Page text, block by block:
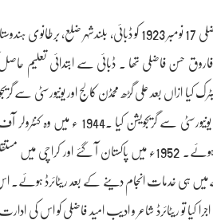
ارشاد احمد فاضلی المعروف امید فاضلی 17 نومبر 1923 کو ڈبائی، بلندشہر ضلع،
فاروق حسن فاضلی تھا ۔ ڈبائی سے ابتدائی تعلیم
ازاں بعد علی گڑھ محمڈن کالج اور یونیورسٹی سے
اور پھر 1940 میں علی گڑھ مسلم یونیورسٹی سے گریجویشن کیا ۔1944
اکاونٹس کے محکمے سے وابستہ ہوئے۔ 1952ء میں پاکستان آ گئے اور کراچی
میں ہی خدمات انجام دینے کے بعد ریٹائرڈ ہوئے۔
تو ریٹائرڈ شاعر و ادیب امید فاضلی کو اس کی